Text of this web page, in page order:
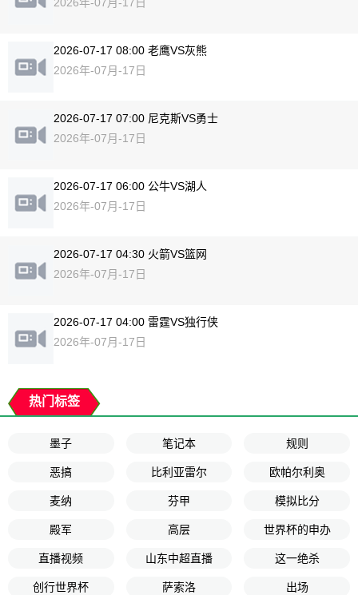
2026-07-17 08:00 老鹰VS灰熊
2026年-07月-17日
2026-07-17 07:00 尼克斯VS勇士
2026年-07月-17日
2026-07-17 06:00 公牛VS湖人
2026年-07月-17日
2026-07-17 04:30 火箭VS篮网
2026年-07月-17日
2026-07-17 04:00 雷霆VS独行侠
2026年-07月-17日
热门标签
墨子 笔记本 规则
恶搞 比利亚雷尔 欧帕尔利奥
麦纳 芬甲 模拟比分
殿军 高层 世界杯的申办
直播视频 山东中超直播 这一绝杀
创行世界杯 萨索洛 出场